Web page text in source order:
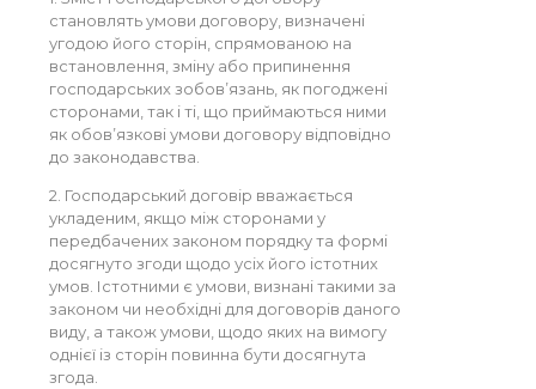
становлять умови договору, визначені
угодою його сторін, спрямованою на
встановлення, зміну або припинення
господарських зобов’язань, як погоджені
сторонами, так і ті, що приймаються ними
як обов’язкові умови договору відповідно
до законодавства.
2. Господарський договір вважається
укладеним, якщо між сторонами у
передбачених законом порядку та формі
досягнуто згоди щодо усіх його істотних
умов. Істотними є умови, визнані такими за
законом чи необхідні для договорів даного
виду, а також умови, щодо яких на вимогу
однієї із сторін повинна бути досягнута
згода.